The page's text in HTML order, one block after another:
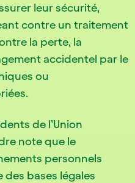
leur sécurité,
contre un traitement
la perte, la
accidentel par le
ou
de l’Union
note que le
personnels
des bases légales